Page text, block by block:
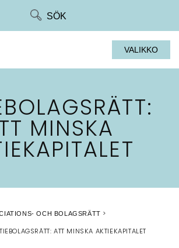
SÖK
VALIKKO
MINSKA
OCH BOLAGSRÄTT
ATT MINSKA AKTIEKAPITALET